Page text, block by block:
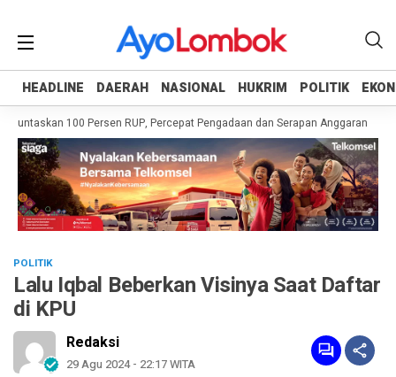
HEADLINE DAERAH NASIONAL HUKRIM POLITIK
HEADLINE DAERAH NASIONAL HUKRIM POLITIK
100 Persen RUP, Percepat Pengadaan dan Serapan Anggaran
POLITIK
Lalu Iqbal Beberkan Visinya Saat Daftar
di KPU
Redaksi
29 Agu 2024 - 22:17 WITA